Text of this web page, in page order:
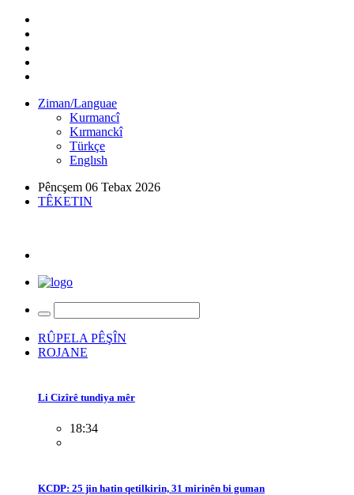
Ziman/Languae
Kurmancî
Kırmanckî
Türkçe
Englısh
Pêncşem 06 Tebax 2026
TÊKETIN
RÛPELA PÊŞÎN
ROJANE
Li Cizîrê tundiya mêr
18:34
KCDP: 25 jin hatin qetilkirin, 31 mirinên bi guman